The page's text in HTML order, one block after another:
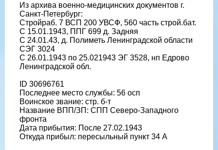
Из архива военно-медицинских документов г.
Санкт-Петербург:
Стройраб. 7 ВСП 200 УВСФ, 560 часть строй.бат.
С 15.01.1943, ППГ 699 д. Задняя
С 24.01.43, д. Полиметь Ленинградской области
СЭГ 3024
С 26.01.1943 по 25.021943 ЭГ 3528, нп Едрово
Ленинградской обл.
ID 30696761
Последнее место службы: 56 осп
Воинское звание: стр. б-т
Название ВПП/ЗП: СПП Северо-Западного
фронта
Дата прибытия: После 27.02.1943
Откуда прибыл: пересыльный пункт 34 А